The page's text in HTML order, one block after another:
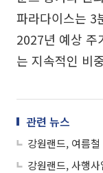
파라다이스는 3
2027년 예상 주
는 지속적인 비
관련 뉴스